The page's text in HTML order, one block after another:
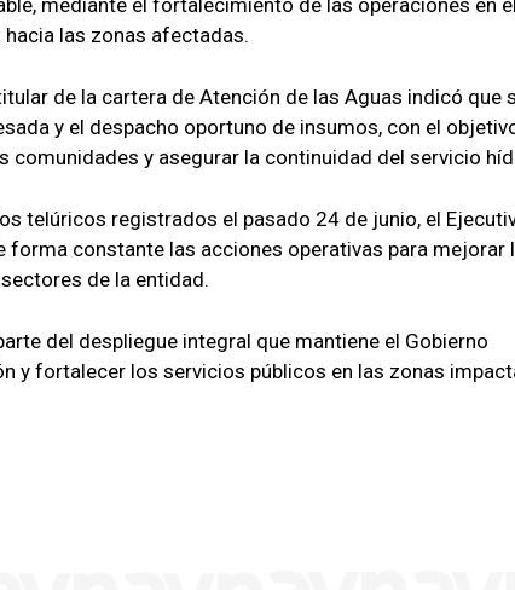
las zonas afectadas.
de la cartera de Atención de las Aguas indicó que
y el despacho oportuno de insumos, con el
comunidades y asegurar la continuidad del servicio
telúricos registrados el pasado 24 de junio, el
forma constante las acciones operativas para mejorar
de la entidad.
del despliegue integral que mantiene el Gobierno
y fortalecer los servicios públicos en las zonas